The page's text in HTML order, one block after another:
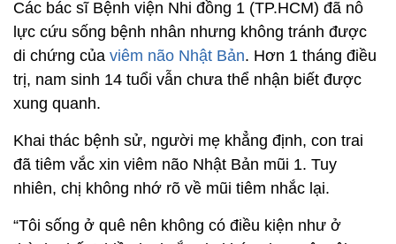
Các bác sĩ Bệnh viện Nhi đồng 1 (TP.HCM) đã nỗ
lực cứu sống bệnh nhân nhưng không tránh được
di chứng của viêm não Nhật Bản. Hơn 1 tháng điều
trị, nam sinh 14 tuổi vẫn chưa thể nhận biết được
xung quanh.
Khai thác bệnh sử, người mẹ khẳng định, con trai
đã tiêm vắc xin viêm não Nhật Bản mũi 1. Tuy
nhiên, chị không nhớ rõ về mũi tiêm nhắc lại.
“Tôi sống ở quê nên không có điều kiện như ở